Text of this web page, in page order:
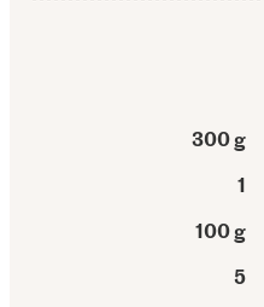
300 g
1
100 g
5